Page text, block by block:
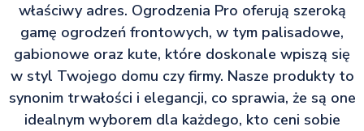
właściwy adres. Ogrodzenia Pro oferują szeroką
gamę ogrodzeń frontowych, w tym palisadowe,
gabionowe oraz kute, które doskonale wpiszą się
w styl Twojego domu czy firmy. Nasze produkty to
synonim trwałości i elegancji, co sprawia, że są one
idealnym wyborem dla każdego, kto ceni sobie